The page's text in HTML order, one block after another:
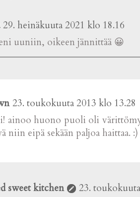
29. heinäkuuta 2021 klo 18.16
uuniin, oikeen jännittää 😀
23. toukokuuta 2013 klo 13.28
ainoo huono puoli oli
niin eipä sekään paljoa haittaa.
sweet kitchen 23.